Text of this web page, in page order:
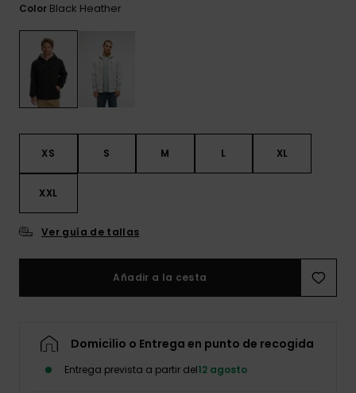
Color Black Heather
XS S M L XL
XXL
Ver guía de tallas
Añadir a la cesta
Domicilio o Entrega en punto de recogida
Entrega prevista a partir del12 agosto